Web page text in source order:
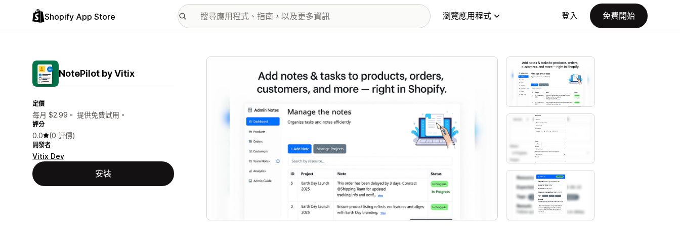
Shopify App Store 瀏覽應用程式 登入 免費開始
NotePilot by Vitix
定價
每月 $2.99。 提供免費試用。
評分
0.0 (0 評價)
開發者
Vitix Dev
安裝
主要圖片圖庫